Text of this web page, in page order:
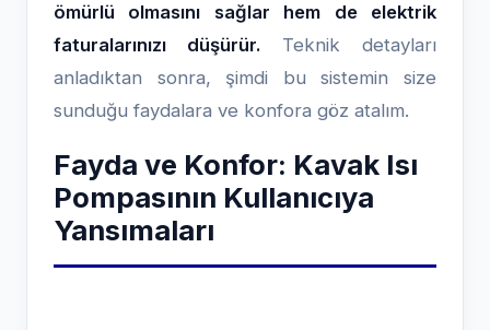
ömürlü olmasını sağlar hem de elektrik
faturalarınızı düşürür. Teknik detayları
anladıktan sonra, şimdi bu sistemin size
sunduğu faydalara ve konfora göz atalım.
Fayda ve Konfor: Kavak Isı
Pompasının Kullanıcıya
Yansımaları